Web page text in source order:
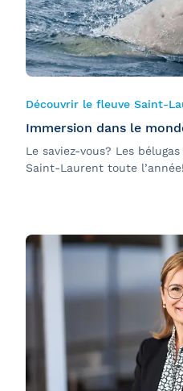
Découvrir le fleuve Saint-
Immersion dans le
Le saviez-vous? Les
Saint-Laurent toute l’année!